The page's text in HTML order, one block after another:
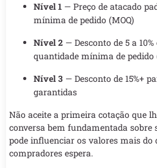
Nível 1 — Preço de atacado
mínima de pedido (MOQ)
Nível 2 — Desconto de 5 a
quantidade mínima de pedido
Nível 3 — Desconto de 15%+
garantidas
Não aceite a primeira cotação que
conversa bem fundamentada sobre
pode influenciar os valores mais do
compradores espera.